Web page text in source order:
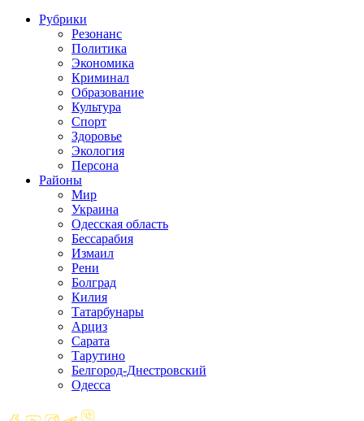
Рубрики
Резонанс
Политика
Экономика
Криминал
Образование
Культура
Спорт
Здоровье
Экология
Персона
Районы
Мир
Украина
Одесская область
Бессарабия
Измаил
Рени
Болград
Килия
Татарбунары
Арциз
Сарата
Тарутино
Белгород-Днестровский
Одесса